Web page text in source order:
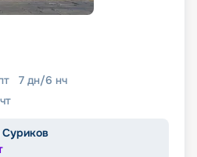
7 дн/6 нч
чт
Суриков